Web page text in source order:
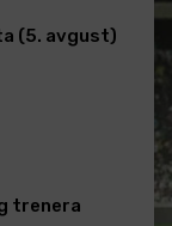
(5. avgust)
trenera